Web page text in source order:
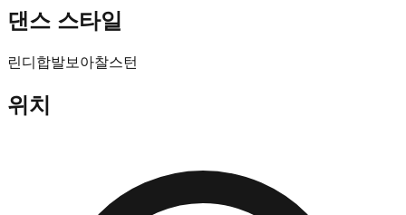
댄스 스타일
린디합발보아찰스턴
위치